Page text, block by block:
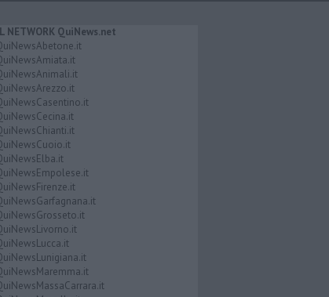
NETWORK QuiNews.net